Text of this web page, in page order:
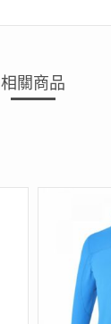
相關商品